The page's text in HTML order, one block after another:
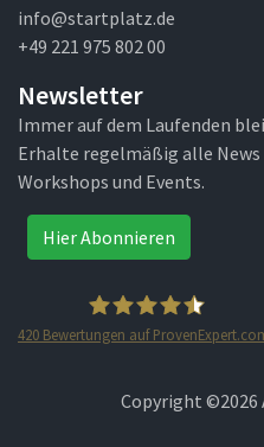
info@startplatz.de
+49 221 975 802 00
Newsletter
Immer auf dem Laufenden
Erhalte regelmäßig alle News
Workshops und Events.
Hier Abonnieren
420 Bewertungen auf
Copyright ©